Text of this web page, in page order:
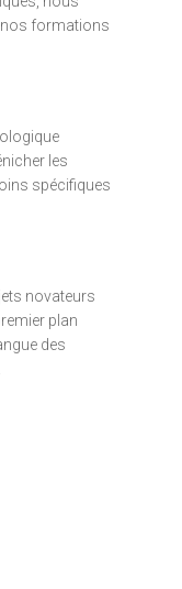
nos formations
les
spécifiques
novateurs
plan
des